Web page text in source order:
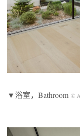
▼浴室，Bathroom ©️